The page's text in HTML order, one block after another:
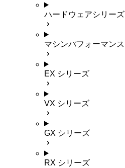
ハードウェアシリーズ
マシンパフォーマンス
EX シリーズ
VX シリーズ
GX シリーズ
RX シリーズ